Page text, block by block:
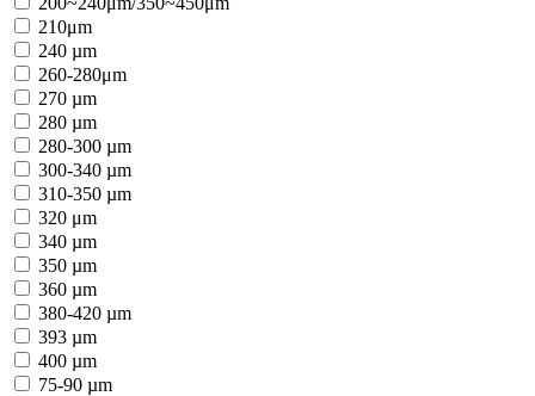
210μm
240 µm
260-280μm
270 µm
280 µm
280-300 µm
300-340 µm
310-350 µm
320 μm
340 µm
350 µm
360 µm
380-420 µm
393 µm
400 µm
75-90 µm